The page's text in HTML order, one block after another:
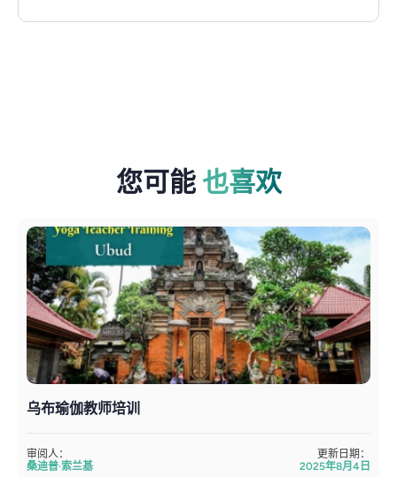
您可能 也喜欢
乌布瑜伽教师培训
审阅人：
桑迪普·索兰基
更新日期：
2025年8月4日